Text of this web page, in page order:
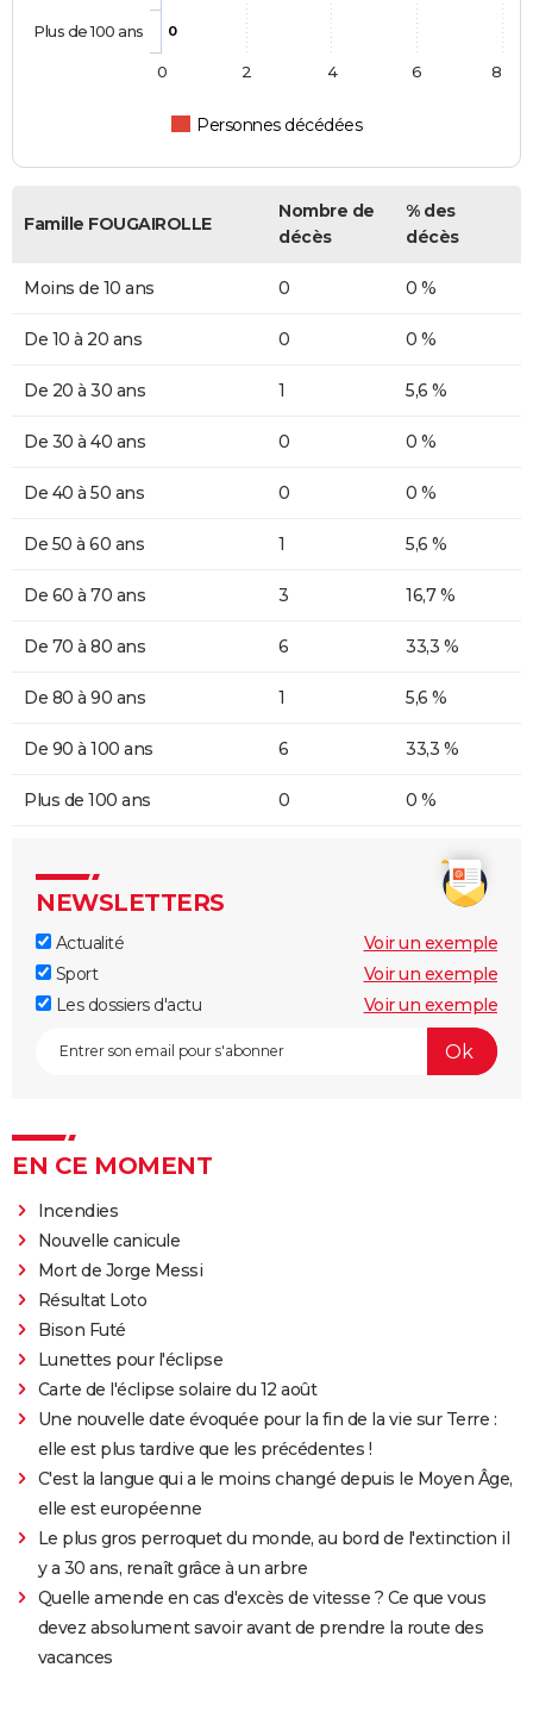
0
Personnes décédées
Plus de 100 ans
0 2 4 6 8
Famille FOUGAIROLLE
Nombre de
décès
% des
décès
Moins de 10 ans 0 0 %
De 10 à 20 ans 0 0 %
De 20 à 30 ans 1 5,6 %
De 30 à 40 ans 0 0 %
De 40 à 50 ans 0 0 %
De 50 à 60 ans 1 5,6 %
De 60 à 70 ans 3 16,7 %
De 70 à 80 ans 6 33,3 %
De 80 à 90 ans 1 5,6 %
De 90 à 100 ans 6 33,3 %
Plus de 100 ans 0 0 %
NEWSLETTERS
Actualité
Voir un exemple
Sport
Voir un exemple
Les dossiers d'actu
Voir un exemple
EN CE MOMENT
Incendies
Nouvelle canicule
Mort de Jorge Messi
Résultat Loto
Bison Futé
Lunettes pour l'éclipse
Carte de l'éclipse solaire du 12 août
Une nouvelle date évoquée pour la fin de la vie sur Terre :
elle est plus tardive que les précédentes !
C'est la langue qui a le moins changé depuis le Moyen Âge,
elle est européenne
Le plus gros perroquet du monde, au bord de l'extinction il
y a 30 ans, renaît grâce à un arbre
Quelle amende en cas d'excès de vitesse ? Ce que vous
devez absolument savoir avant de prendre la route des
vacances